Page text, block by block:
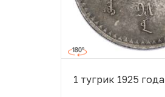
1 тугрик 1925